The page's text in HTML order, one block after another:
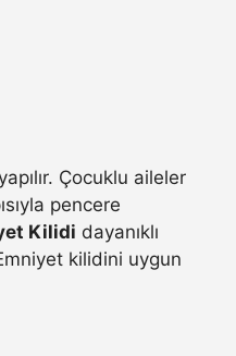
Çocuklu aileler
pencere
Kilidi dayanıklı
kilidini uygun